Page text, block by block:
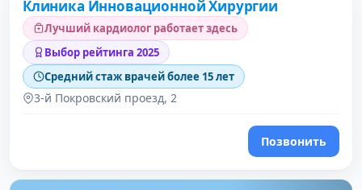
3 место в рейтинге
Клиника Инновационной Хирургии
Лучший кардиолог работает здесь
Выбор рейтинга 2025
Средний стаж врачей более 15 лет
3-й Покровский проезд, 2
Позвонить